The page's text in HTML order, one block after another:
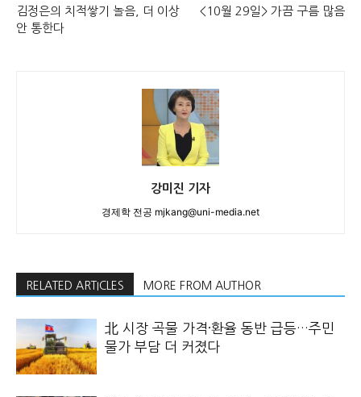
김정은의 치적쌓기 놀음, 더 이상
안 통한다
<10월 29일> 가끔 구름 많음
강미진 기자
경제학 전공 mjkang@uni-media.net
RELATED ARTICLES MORE FROM AUTHOR
北 시장 곡물 가격·환율 동반 급등…주민
물가 부담 더 커졌다